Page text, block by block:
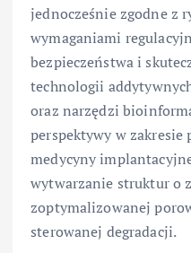
jednocześnie zgodne z
wymaganiami
bezpieczeństwa i
technologii
oraz narzędzi
perspektywy w zakresie
medycyny
wytwarzanie struktur o
zoptymalizowanej
sterowanej degradacji.